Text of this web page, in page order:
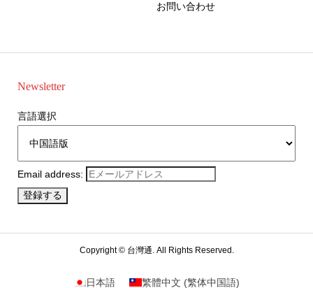
お問い合わせ
Newsletter
言語選択
Email address:
Copyright ©台灣通. All Rights Reserved.
日本語 繁體中文 (繁体中国語)